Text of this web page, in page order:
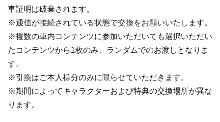
車証明は破棄されます。
※通信が接続されている状態で交換をお願いいたします。
※複数の車内コンテンツに参加いただいても選択いただい
たコンテンツから1枚のみ、ランダムでのお渡しとなりま
す。
※引換はご本人様分のみに限らせていただきます。
※期間によってキャラクターおよび特典の交換場所が異な
ります。